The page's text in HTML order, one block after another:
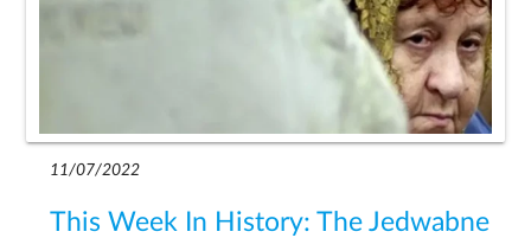
11/07/2022
This Week In History: The Jedwabne